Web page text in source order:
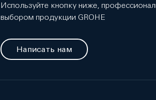
Используйте кнопку ниже,
выбором продукции GROHE
Написать нам